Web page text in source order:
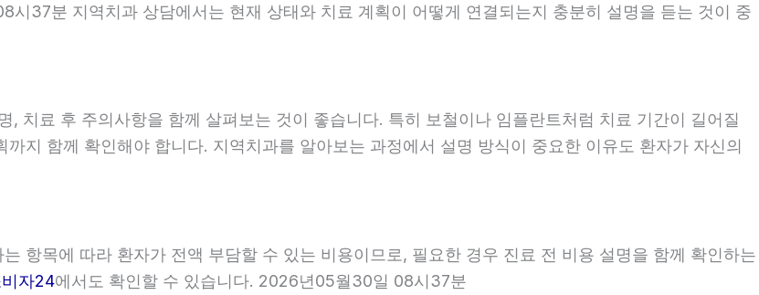
37분 지역치과 상담에서는 현재 상태와 치료 계획이 어떻게 연결되는지 충분히 설명을 듣는 것이 중
치료 후 주의사항을 함께 살펴보는 것이 좋습니다. 특히 보철이나 임플란트처럼 치료 기간이 길어질
지 함께 확인해야 합니다. 지역치과를 알아보는 과정에서 설명 방식이 중요한 이유도 환자가 자신의
항목에 따라 환자가 전액 부담할 수 있는 비용이므로, 필요한 경우 진료 전 비용 설명을 함께 확인하는
자24에서도 확인할 수 있습니다. 2026년05월30일 08시37분